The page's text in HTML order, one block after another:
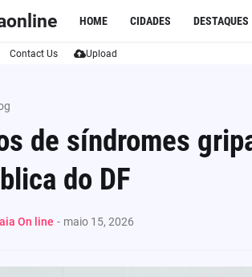
HOME CIDADES DESTAQUES
Contact Us Upload
de síndromes
do DF
On line - maio 15, 2026